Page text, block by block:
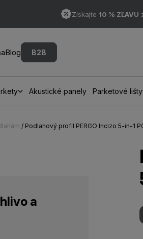
Získajte 10 % ZĽAVU
Blog B2B
Akustické panely Parketové lišty
/ Podlahový profil PERGO Incizo 5-in-1
a